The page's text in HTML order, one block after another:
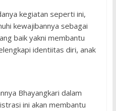
kegiatan seperti ini,
kewajibannya sebagai
baik yakni membantu
identiitas diri, anak
Bhayangkari dalam
ini akan membantu